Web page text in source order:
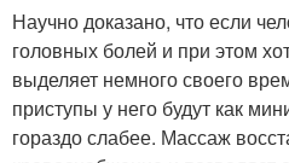
Научно доказано, что если
головных болей и при этом
выделяет немного своего
приступы у него будут как
гораздо слабее. Массаж